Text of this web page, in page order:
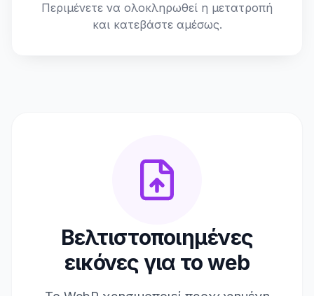
Περιμένετε να ολοκληρωθεί η μετατροπή
και κατεβάστε αμέσως.
Βελτιστοποιημένες
εικόνες για το web